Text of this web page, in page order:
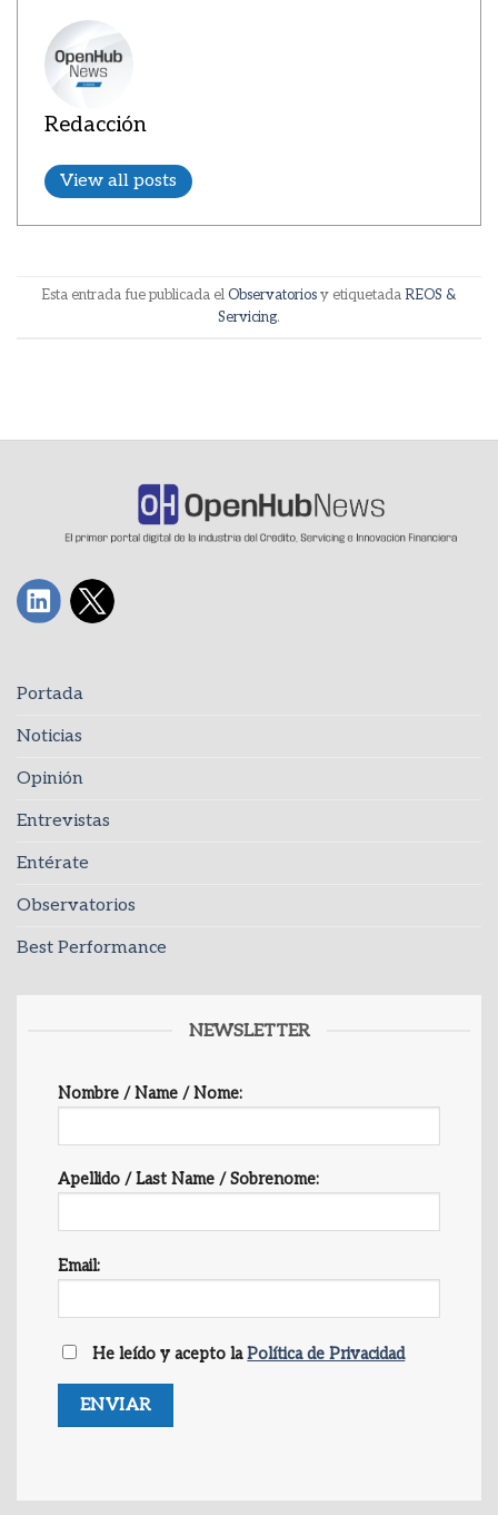
Redacción
View all posts
Esta entrada fue publicada elObservatoriosy etiquetada REOS &
Servicing.
Portada
Noticias
Opinión
Entrevistas
Entérate
Observatorios
Best Performance
NEWSLETTER
Nombre / Name / Nome:
Apellido / Last Name / Sobrenome:
Email:
He leído y acepto laPolítica de Privacidad